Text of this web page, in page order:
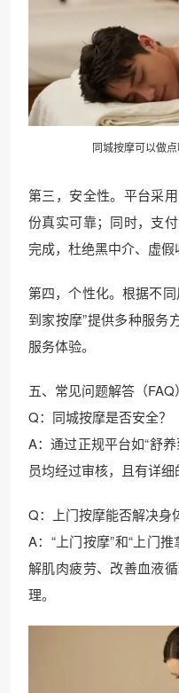
同城按摩可以做
第三，安全性。平台采
份真实可靠；同时，支
完成，杜绝黑中介、虚假
第四，个性化。根据不
到家按摩”提供多种服务
服务体验。
五、常见问题解答（FAQ）
Q：同城按摩是否安全？
A：通过正规平台如“舒
员均经过审核，且有详细
Q：上门按摩能否解决身
A：“上门按摩”和“上门
解肌肉疲劳、改善血液
理。